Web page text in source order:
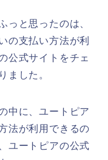
っと思ったのは、
の支払い方法が利
公式サイトをチェ
ました。
中に、ユートピア
法が利用できるの
ユートピアの公式